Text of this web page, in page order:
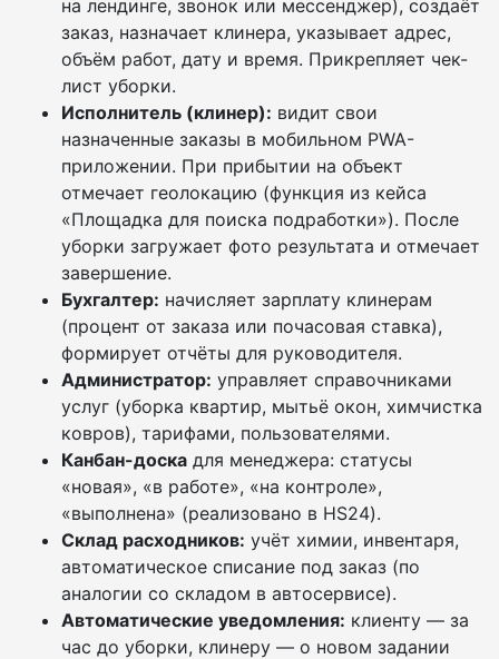
на лендинге, звонок или мессенджер), создаёт
заказ, назначает клинера, указывает адрес,
объём работ, дату и время. Прикрепляет чек-
лист уборки.
Исполнитель (клинер): видит свои
назначенные заказы в мобильном PWA-
приложении. При прибытии на объект
отмечает геолокацию (функция из кейса
«Площадка для поиска подработки»). После
уборки загружает фото результата и отмечает
завершение.
Бухгалтер: начисляет зарплату клинерам
(процент от заказа или почасовая ставка),
формирует отчёты для руководителя.
Администратор: управляет справочниками
услуг (уборка квартир, мытьё окон, химчистка
ковров), тарифами, пользователями.
Канбан-доска для менеджера: статусы
«новая», «в работе», «на контроле»,
«выполнена» (реализовано в HS24).
Склад расходников: учёт химии, инвентаря,
автоматическое списание под заказ (по
аналогии со складом в автосервисе).
Автоматические уведомления: клиенту — за
час до уборки, клинеру — о новом задании